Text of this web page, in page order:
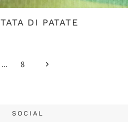
DI PATATE
… 8
Pagina
SOCIAL